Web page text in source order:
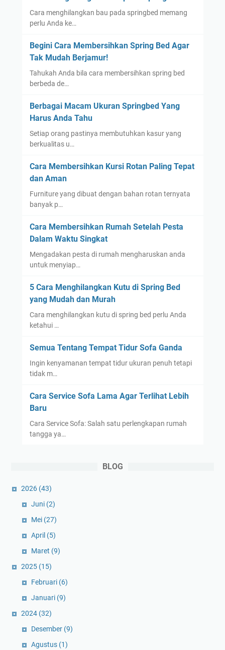
Cara menghilangkan bau pada springbed memang
perlu Anda ke…
Begini Cara Membersihkan Spring Bed Agar
Tak Mudah Berjamur!
Tahukah Anda bila cara membersihkan spring bed
berbeda de…
Berbagai Macam Ukuran Springbed Yang
Harus Anda Tahu
Setiap orang pastinya membutuhkan kasur yang
berkualitas u…
Cara Membersihkan Kursi Rotan Paling Tepat
dan Aman
Furniture yang dibuat dengan bahan rotan ternyata
banyak p…
Cara Membersihkan Rumah Setelah Pesta
Dalam Waktu Singkat
Mengadakan pesta di rumah mengharuskan anda
untuk menyiap…
5 Cara Menghilangkan Kutu di Spring Bed
yang Mudah dan Murah
Cara menghilangkan kutu di spring bed perlu Anda
ketahui …
Semua Tentang Tempat Tidur Sofa Ganda
Ingin kenyamanan tempat tidur ukuran penuh tetapi
tidak m…
Cara Service Sofa Lama Agar Terlihat Lebih
Baru
Cara Service Sofa: Salah satu perlengkapan rumah
tangga ya…
BLOG
2026 (43)
Juni (2)
Mei (27)
April (5)
Maret (9)
2025 (15)
Februari (6)
Januari (9)
2024 (32)
Desember (9)
Agustus (1)